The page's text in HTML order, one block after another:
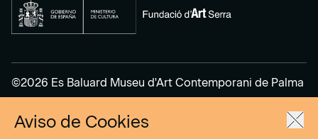
©2026 Es Baluard Museu d'Art Contemporani de Palma
Aviso Legal
Aviso de Cookies